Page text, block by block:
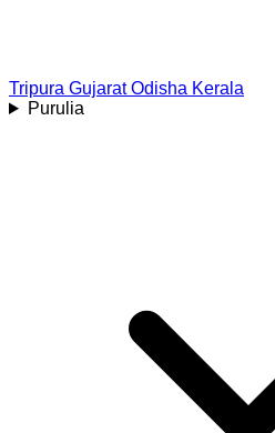
Tripura Gujarat Odisha Kerala
Purulia